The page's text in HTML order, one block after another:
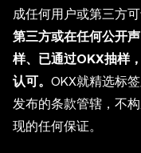
成任何用户或第三方可
第三方或在任何公开
样、已通过OKX抽样
认可。 OKX就精选标
发布的条款管辖，不
现的任何保证。